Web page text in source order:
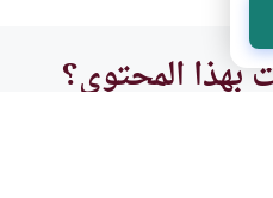
بهذا المحتوى؟